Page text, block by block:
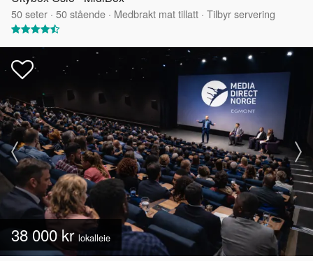
50seter · 50stående · Medbrakt mat tillatt · Tilbyr servering
38 000 kr lokalleie